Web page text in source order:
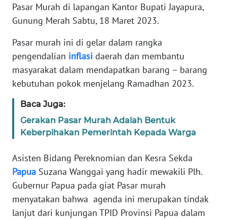
Pasar Murah di lapangan Kantor Bupati Jayapura,
Gunung Merah Sabtu, 18 Maret 2023.
Pasar murah ini di gelar dalam rangka
pengendalian inflasi daerah dan membantu
masyarakat dalam mendapatkan barang – barang
kebutuhan pokok menjelang Ramadhan 2023.
Baca Juga:
Gerakan Pasar Murah Adalah Bentuk
Keberpihakan Pemerintah Kepada Warga
Asisten Bidang Pereknomian dan Kesra Sekda
Papua Suzana Wanggai yang hadir mewakili Plh.
Gubernur Papua pada giat Pasar murah
menyatakan bahwa agenda ini merupakan tindak
lanjut dari kunjungan TPID Provinsi Papua dalam
PEDOMAN
SIBER
REDAKSI
DISCLAIMER
News
Regional
WN
SUMUT